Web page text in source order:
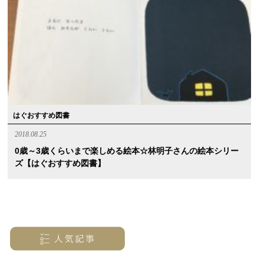
はぐおすすめ図書
2018.08.25
0歳～3歳くらいまで楽しめる絵本☆林明子さんの絵本シリー
ズ【はぐおすすめ図書】